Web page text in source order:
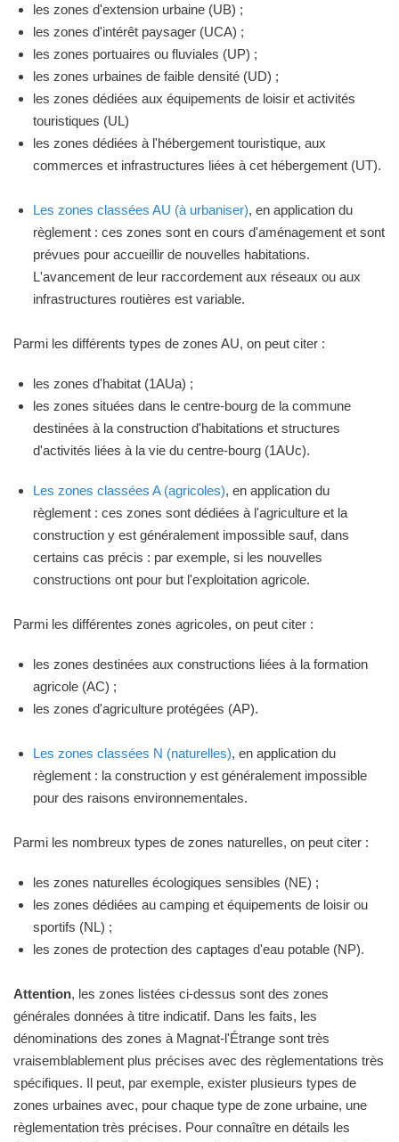
les zones d'extension urbaine (UB) ;
les zones d'intérêt paysager (UCA) ;
les zones portuaires ou fluviales (UP) ;
les zones urbaines de faible densité (UD) ;
les zones dédiées aux équipements de loisir et activités
touristiques (UL)
les zones dédiées à l'hébergement touristique, aux
commerces et infrastructures liées à cet hébergement (UT).
Les zones classées AU (à urbaniser), en application du
règlement : ces zones sont en cours d'aménagement et sont
prévues pour accueillir de nouvelles habitations.
L'avancement de leur raccordement aux réseaux ou aux
infrastructures routières est variable.
Parmi les différents types de zones AU, on peut citer :
les zones d'habitat (1AUa) ;
les zones situées dans le centre-bourg de la commune
destinées à la construction d'habitations et structures
d'activités liées à la vie du centre-bourg (1AUc).
Les zones classées A (agricoles), en application du
règlement : ces zones sont dédiées à l'agriculture et la
construction y est généralement impossible sauf, dans
certains cas précis : par exemple, si les nouvelles
constructions ont pour but l'exploitation agricole.
Parmi les différentes zones agricoles, on peut citer :
les zones destinées aux constructions liées à la formation
agricole (AC) ;
les zones d'agriculture protégées (AP).
Les zones classées N (naturelles), en application du
règlement : la construction y est généralement impossible
pour des raisons environnementales.
Parmi les nombreux types de zones naturelles, on peut citer :
les zones naturelles écologiques sensibles (NE) ;
les zones dédiées au camping et équipements de loisir ou
sportifs (NL) ;
les zones de protection des captages d'eau potable (NP).
Attention, les zones listées ci-dessus sont des zones
générales données à titre indicatif. Dans les faits, les
dénominations des zones à Magnat-l'Étrange sont très
vraisemblablement plus précises avec des règlementations très
spécifiques. Il peut, par exemple, exister plusieurs types de
zones urbaines avec, pour chaque type de zone urbaine, une
règlementation très précises. Pour connaître en détails les